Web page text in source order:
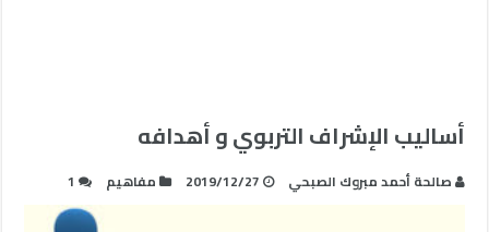
أساليب الإشراف التربوي و أهدافه
صالحة أحمد مبروك الصبحي 2019/12/27 مفاهيم 1